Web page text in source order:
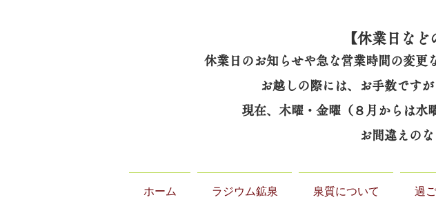
【休業日など
休業日のお知らせや急な営業時間の変更
お越しの際には、
お手数です
現在、木曜・金曜（８月からは水
お間違えの
ホーム ラジウム鉱泉 泉質について 過